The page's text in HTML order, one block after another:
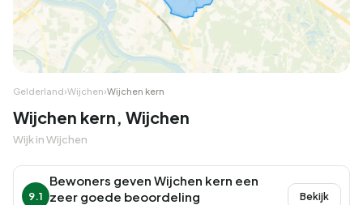
Gelderland›Wijchen›Wijchen kern
Wijchen kern, Wijchen
Wijk in Wijchen
9.1
Bewoners geven Wijchen kern een
zeer goede beoordeling
Bekijk